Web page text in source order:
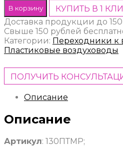
В корзину
КУПИТЬ В 1
Доставка продукции до
Свыше 150 рублей
Категории: Переходники к
Пластиковые воздуховоды
ПОЛУЧИТЬ
Описание
Описание
Артикул: 130ПТМР;